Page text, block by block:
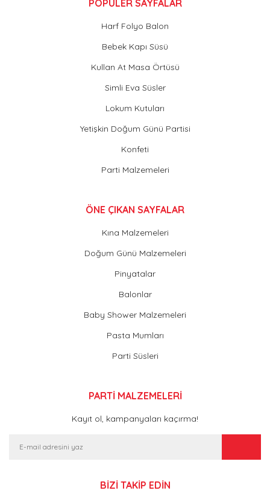
POPÜLER SAYFALAR
Harf Folyo Balon
Bebek Kapı Süsü
Kullan At Masa Örtüsü
Simli Eva Süsler
Lokum Kutuları
Yetişkin Doğum Günü Partisi
Konfeti
Parti Malzemeleri
ÖNE ÇIKAN SAYFALAR
Kına Malzemeleri
Doğum Günü Malzemeleri
Pinyatalar
Balonlar
Baby Shower Malzemeleri
Pasta Mumları
Parti Süsleri
PARTİ MALZEMELERİ
Kayıt ol, kampanyaları kaçırma!
BİZİ TAKİP EDİN